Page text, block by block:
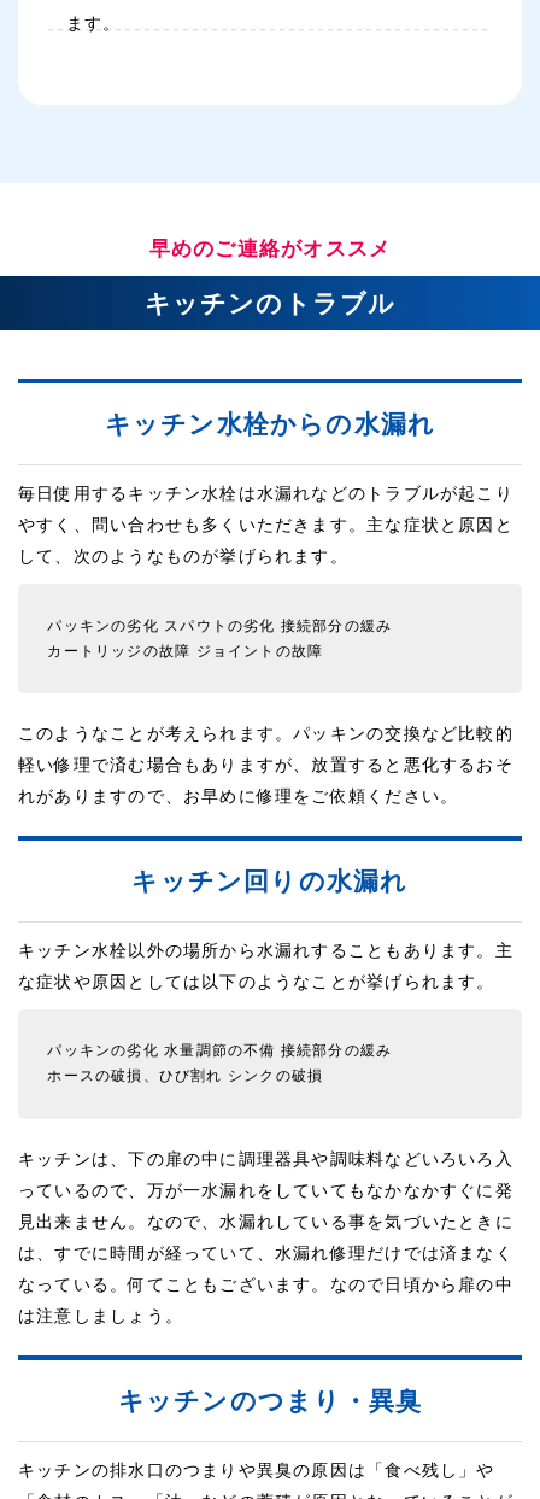
ます。
早めのご連絡がオススメ
キッチンのトラブル
キッチン水栓からの水漏れ
毎日使用するキッチン水栓は水漏れなどのトラブルが起こり
やすく、問い合わせも多くいただきます。主な症状と原因と
して、次のようなものが挙げられます。
パッキンの劣化 スパウトの劣化 接続部分の緩み
カートリッジの故障 ジョイントの故障
このようなことが考えられます。パッキンの交換など比較的
軽い修理で済む場合もありますが、放置すると悪化するおそ
れがありますので、お早めに修理をご依頼ください。
キッチン回りの水漏れ
キッチン水栓以外の場所から水漏れすることもあります。主
な症状や原因としては以下のようなことが挙げられます。
パッキンの劣化 水量調節の不備 接続部分の緩み
ホースの破損、ひび割れ シンクの破損
キッチンは、下の扉の中に調理器具や調味料などいろいろ入
っているので、万が一水漏れをしていてもなかなかすぐに発
見出来ません。なので、水漏れしている事を気づいたときに
は、すでに時間が経っていて、水漏れ修理だけでは済まなく
なっている。何てこともございます。なので日頃から扉の中
は注意しましょう。
キッチンのつまり・異臭
キッチンの排水口のつまりや異臭の原因は「食べ残し」や